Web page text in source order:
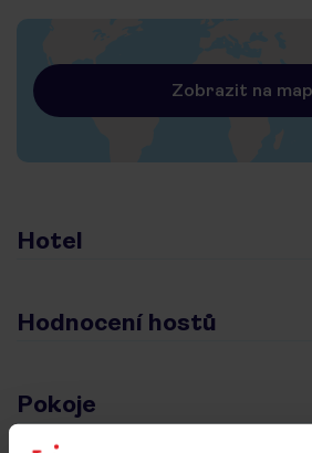
Zobrazit na
Hotel
Hodnocení hostů
Pokoje